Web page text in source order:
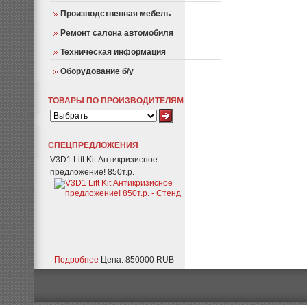
Производственная мебель
Ремонт салона автомобиля
Техническая информация
Оборудование б/у
ТОВАРЫ ПО ПРОИЗВОДИТЕЛЯМ
СПЕЦПРЕДЛОЖЕНИЯ
V3D1 Lift Kit Антикризисное
предложение! 850т.р.
Подробнее Цена: 850000 RUB